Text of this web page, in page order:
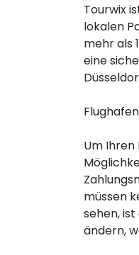
Tourwix
lokalen
mehr als
eine
Um
müssen
sehen,
ändern,